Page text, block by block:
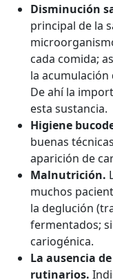
Disminución
principal de la
cada comida;
la acumulación
De ahí la
esta sustancia.
Higiene
buenas
aparición de
Malnutrición.
muchos
la deglución
fermentados;
cariogénica.
La ausencia
rutinarios.